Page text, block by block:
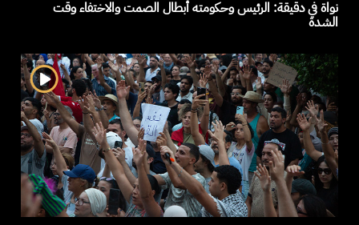
نواة في دقيقة: الرئيس وحكومته أبطال الصمت والاختفاء وقت
الشدة